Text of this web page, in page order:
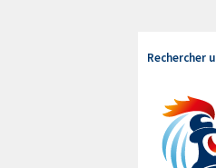
Rechercher